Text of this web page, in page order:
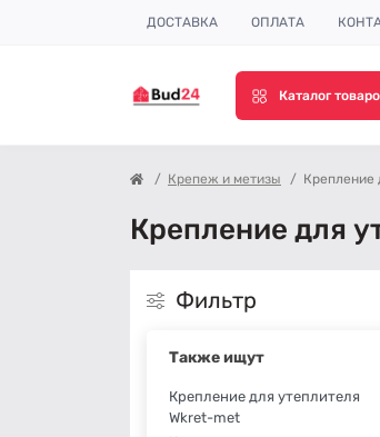
ДОСТАВКА ОПЛАТА
Каталог
Крепеж и метизы Крепление
Крепление для
Фильтр
Также ищут
Крепление для утеплителя
Wkret-met